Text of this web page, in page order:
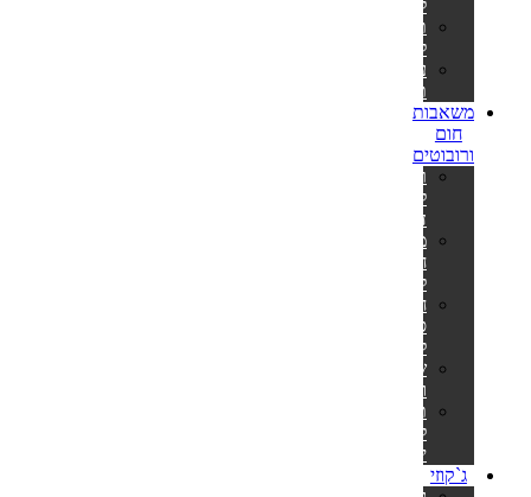
לבריכות
תאורה
לבריכה
ערכות
תיקון
משאבות
חום
ורובוטים
רובוט
לבריכה
דולפין
משאבות
חום
לבריכה
חימום
סולארי
לבריכה
שואבים
וסקימרים
תנורים
לסאונה
יבשה
ג`קוזי